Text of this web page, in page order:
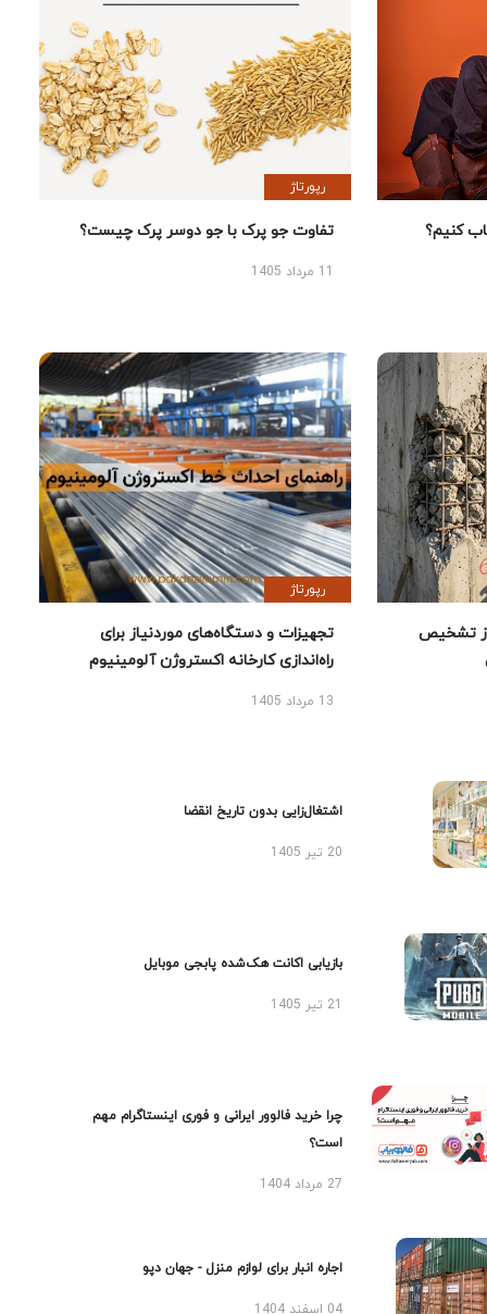
کنیم؟
رپورتاژ
تفاوت جو پرک با جو دوسر پرک چیست؟
تشخیص
رپورتاژ
تجهیزات و دستگاه‌های موردنیاز برای
راه‌اندازی کارخانه اکستروژن آلومینیوم
13 مرداد 1405
اشتغال‌زایی بدون تاریخ انقضا
20 تیر 1405
بازیابی اکانت هک‌شده پابجی موبایل
چرا خرید فالوور ایرانی و فوری اینستاگرام مهم
است؟
27 مرداد 1404
اجاره انبار برای لوازم منزل - جهان دپو
04 اسفند 1404